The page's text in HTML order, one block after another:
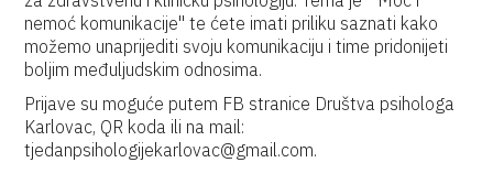
nemoć komunikacije" te ćete imati priliku saznati kako
možemo unaprijediti svoju komunikaciju i time pridonijeti
boljim međuljudskim odnosima.
Prijave su moguće putem FB stranice Društva psihologa
Karlovac, QR koda ili na mail:
tjedanpsihologijekarlovac@gmail.com.